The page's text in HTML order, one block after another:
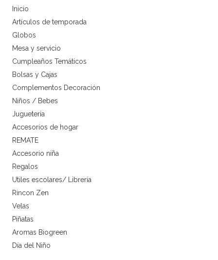
Inicio
Artículos de temporada
Globos
Mesa y servicio
Cumpleaños Temáticos
Bolsas y Cajas
Complementos Decoración
Niños / Bebes
Jugueteria
Accesorios de hogar
REMATE
Accesorio niña
Regalos
Utiles escolares/ Librería
Rincon Zen
Velas
Piñatas
Aromas Biogreen
Día del Niño